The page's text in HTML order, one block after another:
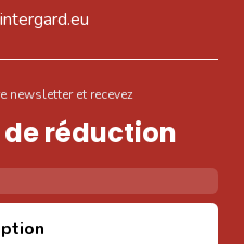
et recevez
de réduction